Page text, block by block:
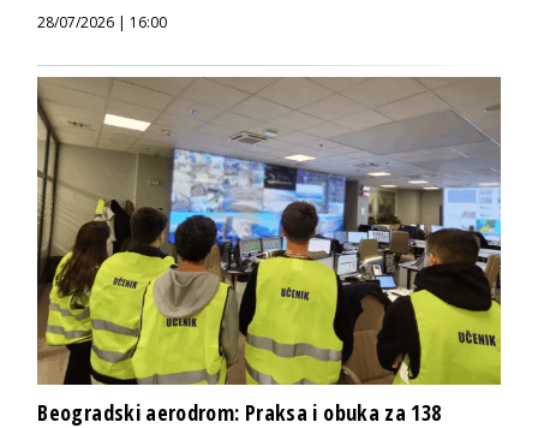
28/07/2026 | 16:00
Beogradski aerodrom: Praksa i obuka za 138